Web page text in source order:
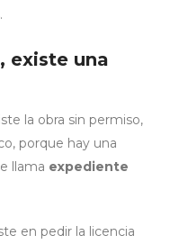
existe una
la obra sin permiso,
porque hay una
llama expediente
en pedir la licencia